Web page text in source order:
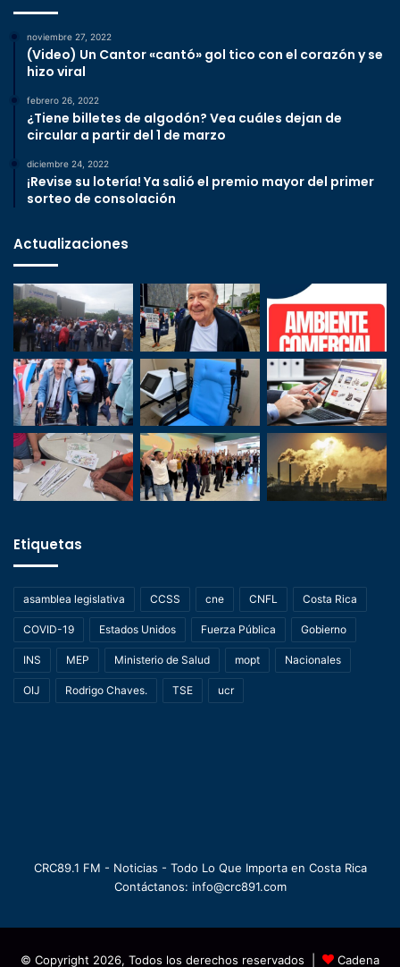
noviembre 27, 2022
(Video) Un Cantor «cantó» gol tico con el corazón y se
hizo viral
febrero 26, 2022
¿Tiene billetes de algodón? Vea cuáles dejan de
circular a partir del 1 de marzo
diciembre 24, 2022
¡Revise su lotería! Ya salió el premio mayor del primer
sorteo de consolación
Actualizaciones
Etiquetas
asamblea legislativa CCSS cne CNFL Costa Rica
COVID-19 Estados Unidos Fuerza Pública Gobierno
INS MEP Ministerio de Salud mopt Nacionales
OIJ Rodrigo Chaves. TSE ucr
CRC89.1 FM - Noticias - Todo Lo Que Importa en Costa Rica
Contáctanos: info@crc891.com
© Copyright 2026, Todos los derechos reservados | Cadena